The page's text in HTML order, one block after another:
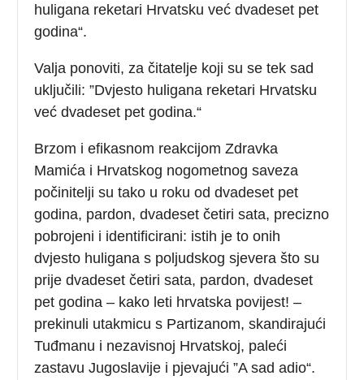
huligana reketari Hrvatsku već dvadeset pet
godina“.
Valja ponoviti, za čitatelje koji su se tek sad
uključili: ”Dvjesto huligana reketari Hrvatsku
već dvadeset pet godina.“
Brzom i efikasnom reakcijom Zdravka
Mamića i Hrvatskog nogometnog saveza
počinitelji su tako u roku od dvadeset pet
godina, pardon, dvadeset četiri sata, precizno
pobrojeni i identificirani: istih je to onih
dvjesto huligana s poljudskog sjevera što su
prije dvadeset četiri sata, pardon, dvadeset
pet godina – kako leti hrvatska povijest! –
prekinuli utakmicu s Partizanom, skandirajući
Tuđmanu i nezavisnoj Hrvatskoj, paleći
zastavu Jugoslavije i pjevajući ”A sad adio“.